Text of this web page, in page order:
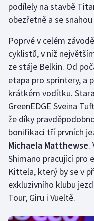
Lyže a snowboard
Moderní pětiboj
Motorsport
Olympijské hry
Parasport
Plavání
Plážový volejbal
Ragby
podílely na stavbě
obezřetně a se
Poprvé v celém
cyklistů, v níž
ze stáje Belkin. Od
etapa pro sprintery, a
krátkém vodítku.
GreenEDGE Sveina
že díky
bonifikaci tří prvních
Michaela Matthewse.
Shimano pracující pro
Kittela, který by se v
exkluzivního klubu
Tour, Giru i Vueltě.